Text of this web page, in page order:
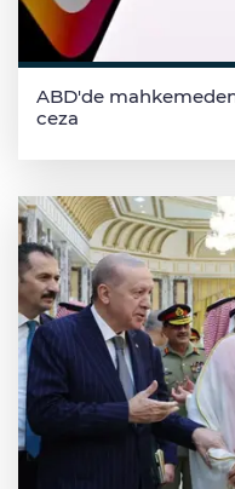
ABD'de
ceza